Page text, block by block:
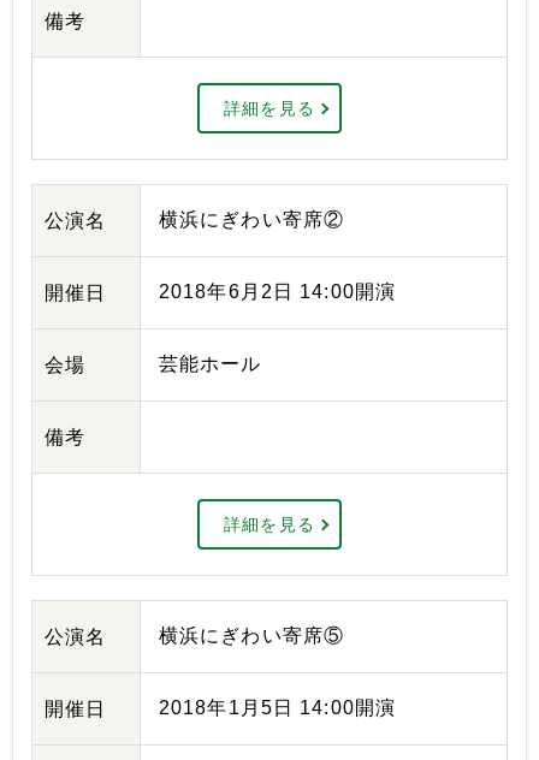
備考
詳細を見る
公演名 横浜にぎわい寄席②
開催日 2018年6月2日 14:00開演
会場 芸能ホール
備考
詳細を見る
公演名 横浜にぎわい寄席⑤
開催日 2018年1月5日 14:00開演